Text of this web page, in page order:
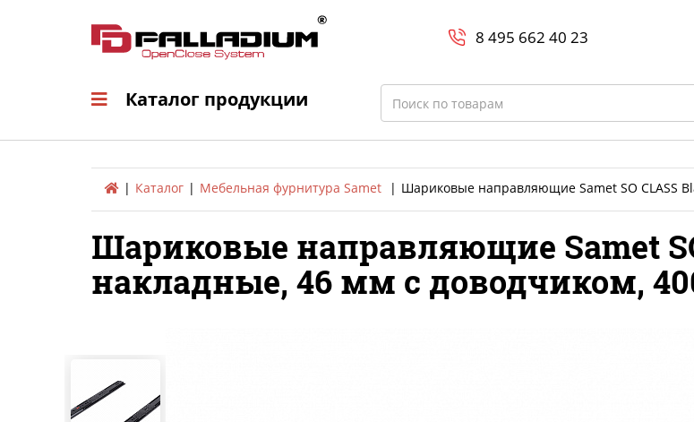
Каталог продукции 8 800-700-23-35
8 495 662 40 23
Каталог продукции Search
Каталог Мебельная фурнитура Samet Шариковые направляющие Samet SO CLASS
Шариковые направляющие Samet
накладные, 46 мм с доводчиком,